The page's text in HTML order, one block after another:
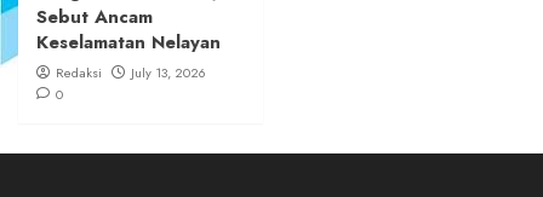
Sebut Ancam
Keselamatan Nelayan
Redaksi
July 13, 2026
0